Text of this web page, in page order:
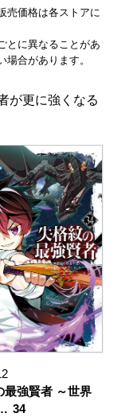
売価格は各ストアに
とに異なることがあ
合があります。
が更に強くなる
最強賢者 ～世界
34